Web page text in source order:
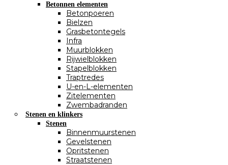
Betonnen elementen
Betonpoeren
Bielzen
Grasbetontegels
Infra
Muurblokken
Rijwielblokken
Stapelblokken
Traptredes
U-en-L-elementen
Zitelementen
Zwembadranden
Stenen en klinkers
Stenen
Binnenmuurstenen
Gevelstenen
Opritstenen
Straatstenen